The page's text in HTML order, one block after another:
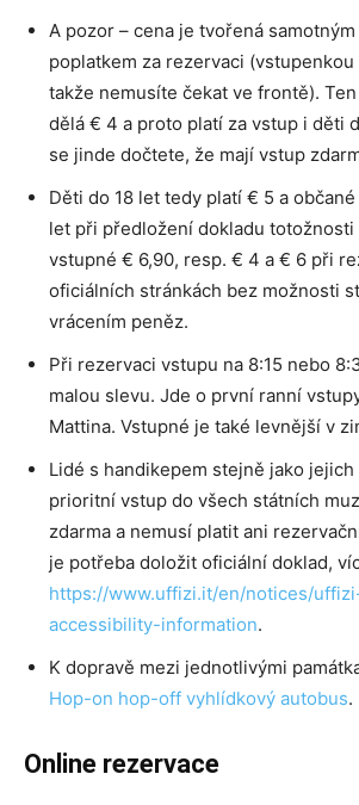
A pozor – cena je tvořená
poplatkem za rezervaci (vstupenkou
takže nemusíte čekat ve frontě).
dělá € 4 a proto platí za vstup i děti
se jinde dočtete, že mají vstup
Děti do 18 let tedy platí € 5 a
let při předložení dokladu totožnosti
vstupné € 6,90, resp. € 4 a € 6 při
oficiálních stránkách bez možnosti
vrácením peněz.
Při rezervaci vstupu na 8:15 nebo
malou slevu. Jde o první ranní
Mattina. Vstupné je také levnější v
Lidé s handikepem stejně jako
prioritní vstup do všech státních
zdarma a nemusí platit ani
je potřeba doložit oficiální doklad,
https://www.uffizi.it/en/notices/
accessibility-information.
K dopravě mezi jednotlivými
Hop-on hop-off vyhlídkový autobus.
Online rezervace